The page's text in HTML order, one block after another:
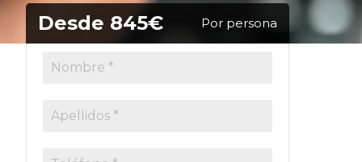
Desde 845€ Por persona